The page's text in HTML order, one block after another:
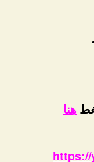
هنا
https://